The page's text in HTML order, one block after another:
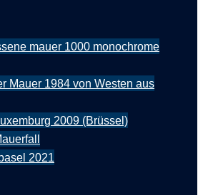
mauer 1000 monochrome
Mauer 1984 von Westen aus
2009 (Brüssel)
2021